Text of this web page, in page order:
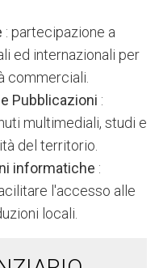
: partecipazione a
ed internazionali per
commerciali.
Pubblicazioni :
multimediali, studi e
del territorio.
informatiche :
l'accesso alle
locali.